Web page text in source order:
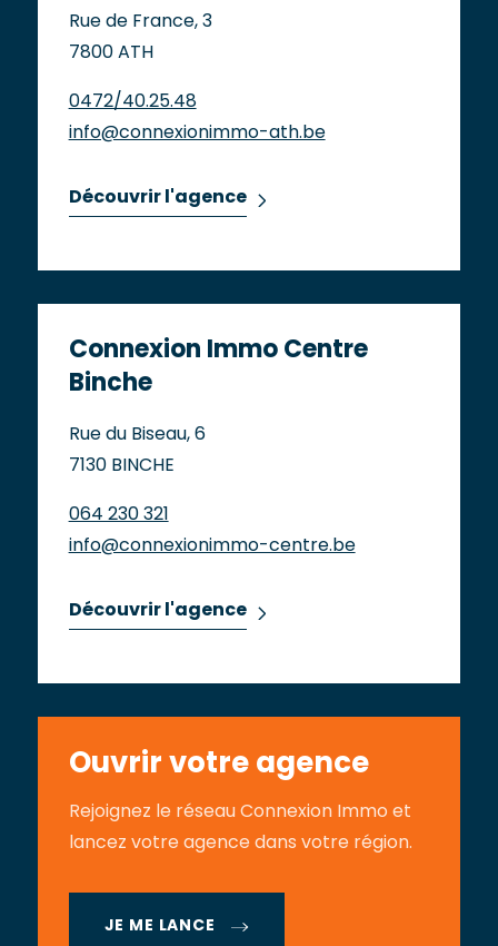
Rue de France, 3
7800 ATH
0472/40.25.48
info@connexionimmo-ath.be
Découvrir l'agence
Connexion Immo Centre
Binche
Rue du Biseau, 6
7130 BINCHE
064 230 321
info@connexionimmo-centre.be
Découvrir l'agence
Ouvrir votre agence
Rejoignez le réseau Connexion Immo et
lancez votre agence dans votre région.
JE ME LANCE